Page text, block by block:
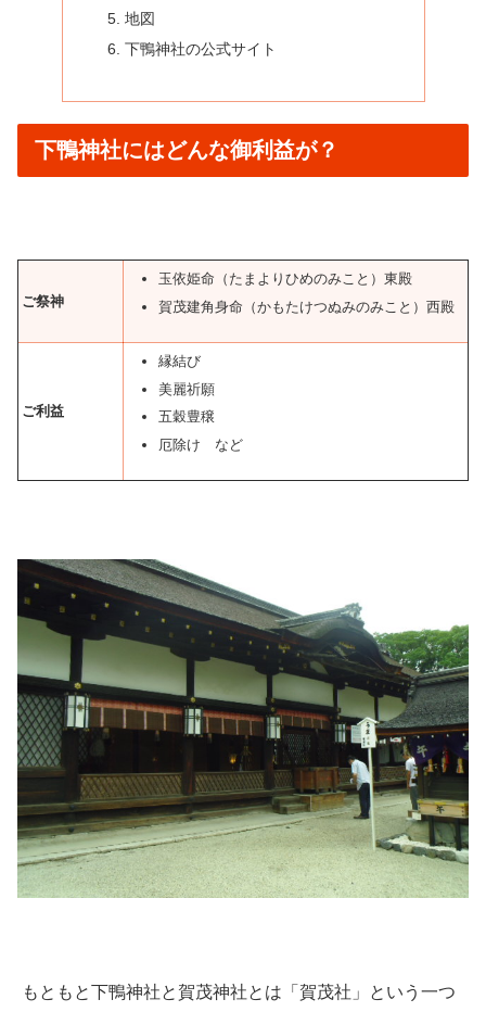
地図
下鴨神社の公式サイト
下鴨神社にはどんな御利益が？
ご祭神
玉依姫命（たまよりひめのみこと）東殿
賀茂建角身命（かもたけつぬみのみこと）西殿
ご利益
縁結び
美麗祈願
五穀豊穣
厄除け など
もともと下鴨神社と賀茂神社とは「賀茂社」という一つ